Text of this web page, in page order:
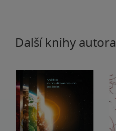
Další knihy autora